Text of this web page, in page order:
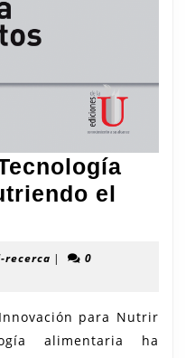
el
recercad-|
0
para Nutrir
alimentaria ha